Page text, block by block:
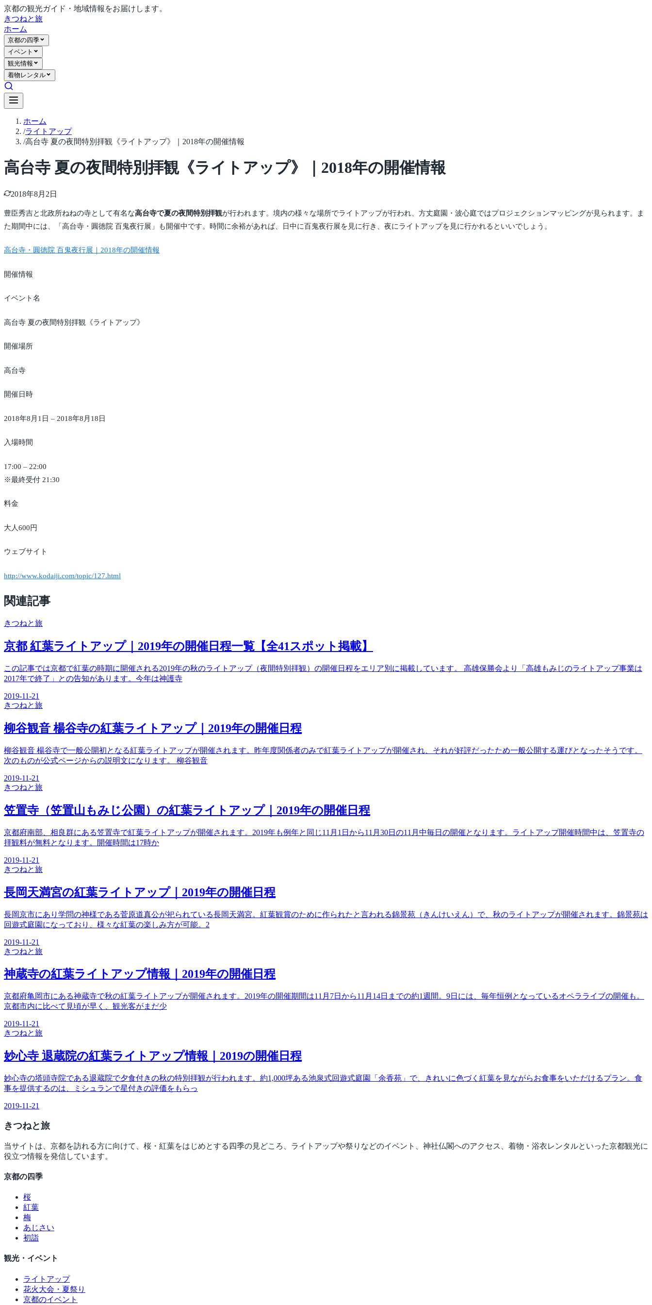
京都の観光ガイド・地域情報をお届けします。
きつねと旅
ホーム
京都の四季
イベント
観光情報
着物レンタル
ホーム
/ライトアップ
/高台寺 夏の夜間特別拝観《ライトアップ》｜2018年の開催情報
高台寺 夏の夜間特別拝観《ライトアップ》｜2018年の開催情報
2018年8月2日
豊臣秀吉と北政所ねねの寺として有名な高台寺で夏の夜間特別拝観が行われます。境内の様々な場所でライトアップが行われ、方丈庭園・波心庭ではプロジェクションマッピングが見られます。ま
た期間中には、「高台寺・圓徳院 百鬼夜行展」も開催中です。時間に余裕があれば、日中に百鬼夜行展を見に行き、夜にライトアップを見に行かれるといいでしょう。
高台寺・圓徳院 百鬼夜行展｜2018年の開催情報
開催情報
イベント名
高台寺 夏の夜間特別拝観《ライトアップ》
開催場所
高台寺
開催日時
2018年8月1日 – 2018年8月18日
入場時間
17:00 – 22:00
※最終受付 21:30
料金
大人600円
ウェブサイト
http://www.kodaiji.com/topic/127.html
関連記事
きつねと旅
京都 紅葉ライトアップ｜2019年の開催日程一覧【全41スポット掲載】
この記事では京都で紅葉の時期に開催される2019年の秋のライトアップ（夜間特別拝観）の開催日程をエリア別に掲載しています。 高雄保勝会より「高雄もみじのライトアップ事業は
2017年で終了」との告知があります。今年は神護寺
2019-11-21
きつねと旅
柳谷観音 楊谷寺の紅葉ライトアップ｜2019年の開催日程
柳谷観音 楊谷寺で一般公開初となる紅葉ライトアップが開催されます。昨年度関係者のみで紅葉ライトアップが開催され、それが好評だったため一般公開する運びとなったそうです。
次のものが公式ページからの説明文になります。 柳谷観音
2019-11-21
きつねと旅
笠置寺（笠置山もみじ公園）の紅葉ライトアップ｜2019年の開催日程
京都府南部、相良群にある笠置寺で紅葉ライトアップが開催されます。2019年も例年と同じ11月1日から11月30日の11月中毎日の開催となります。ライトアップ開催時間中は、笠置寺の
拝観料が無料となります。開催時間は17時か
2019-11-21
きつねと旅
長岡天満宮の紅葉ライトアップ｜2019年の開催日程
長岡京市にあり学問の神様である菅原道真公が祀られている長岡天満宮。紅葉観賞のために作られたと言われる錦景苑（きんけいえん）で、秋のライトアップが開催されます。錦景苑は
回遊式庭園になっており、様々な紅葉の楽しみ方が可能。2
2019-11-21
きつねと旅
神蔵寺の紅葉ライトアップ情報｜2019年の開催日程
京都府亀岡市にある神蔵寺で秋の紅葉ライトアップが開催されます。2019年の開催期間は11月7日から11月14日までの約1週間。9日には、毎年恒例となっているオペラライブの開催も。
京都市内に比べて見頃が早く、観光客がまだ少
2019-11-21
きつねと旅
妙心寺 退蔵院の紅葉ライトアップ情報｜2019の開催日程
妙心寺の塔頭寺院である退蔵院で夕食付きの秋の特別拝観が行われます。約1,000坪ある池泉式回遊式庭園「余香苑」で、きれいに色づく紅葉を見ながらお食事をいただけるプラン。食
事を提供するのは、ミシュランで星付きの評価をもらっ
2019-11-21
きつねと旅
当サイトは、京都を訪れる方に向けて、桜・紅葉をはじめとする四季の見どころ、ライトアップや祭りなどのイベント、神社仏閣へのアクセス、着物・浴衣レンタルといった京都観光に
役立つ情報を発信しています。
京都の四季
桜
紅葉
梅
あじさい
初詣
観光・イベント
ライトアップ
花火大会・夏祭り
京都のイベント